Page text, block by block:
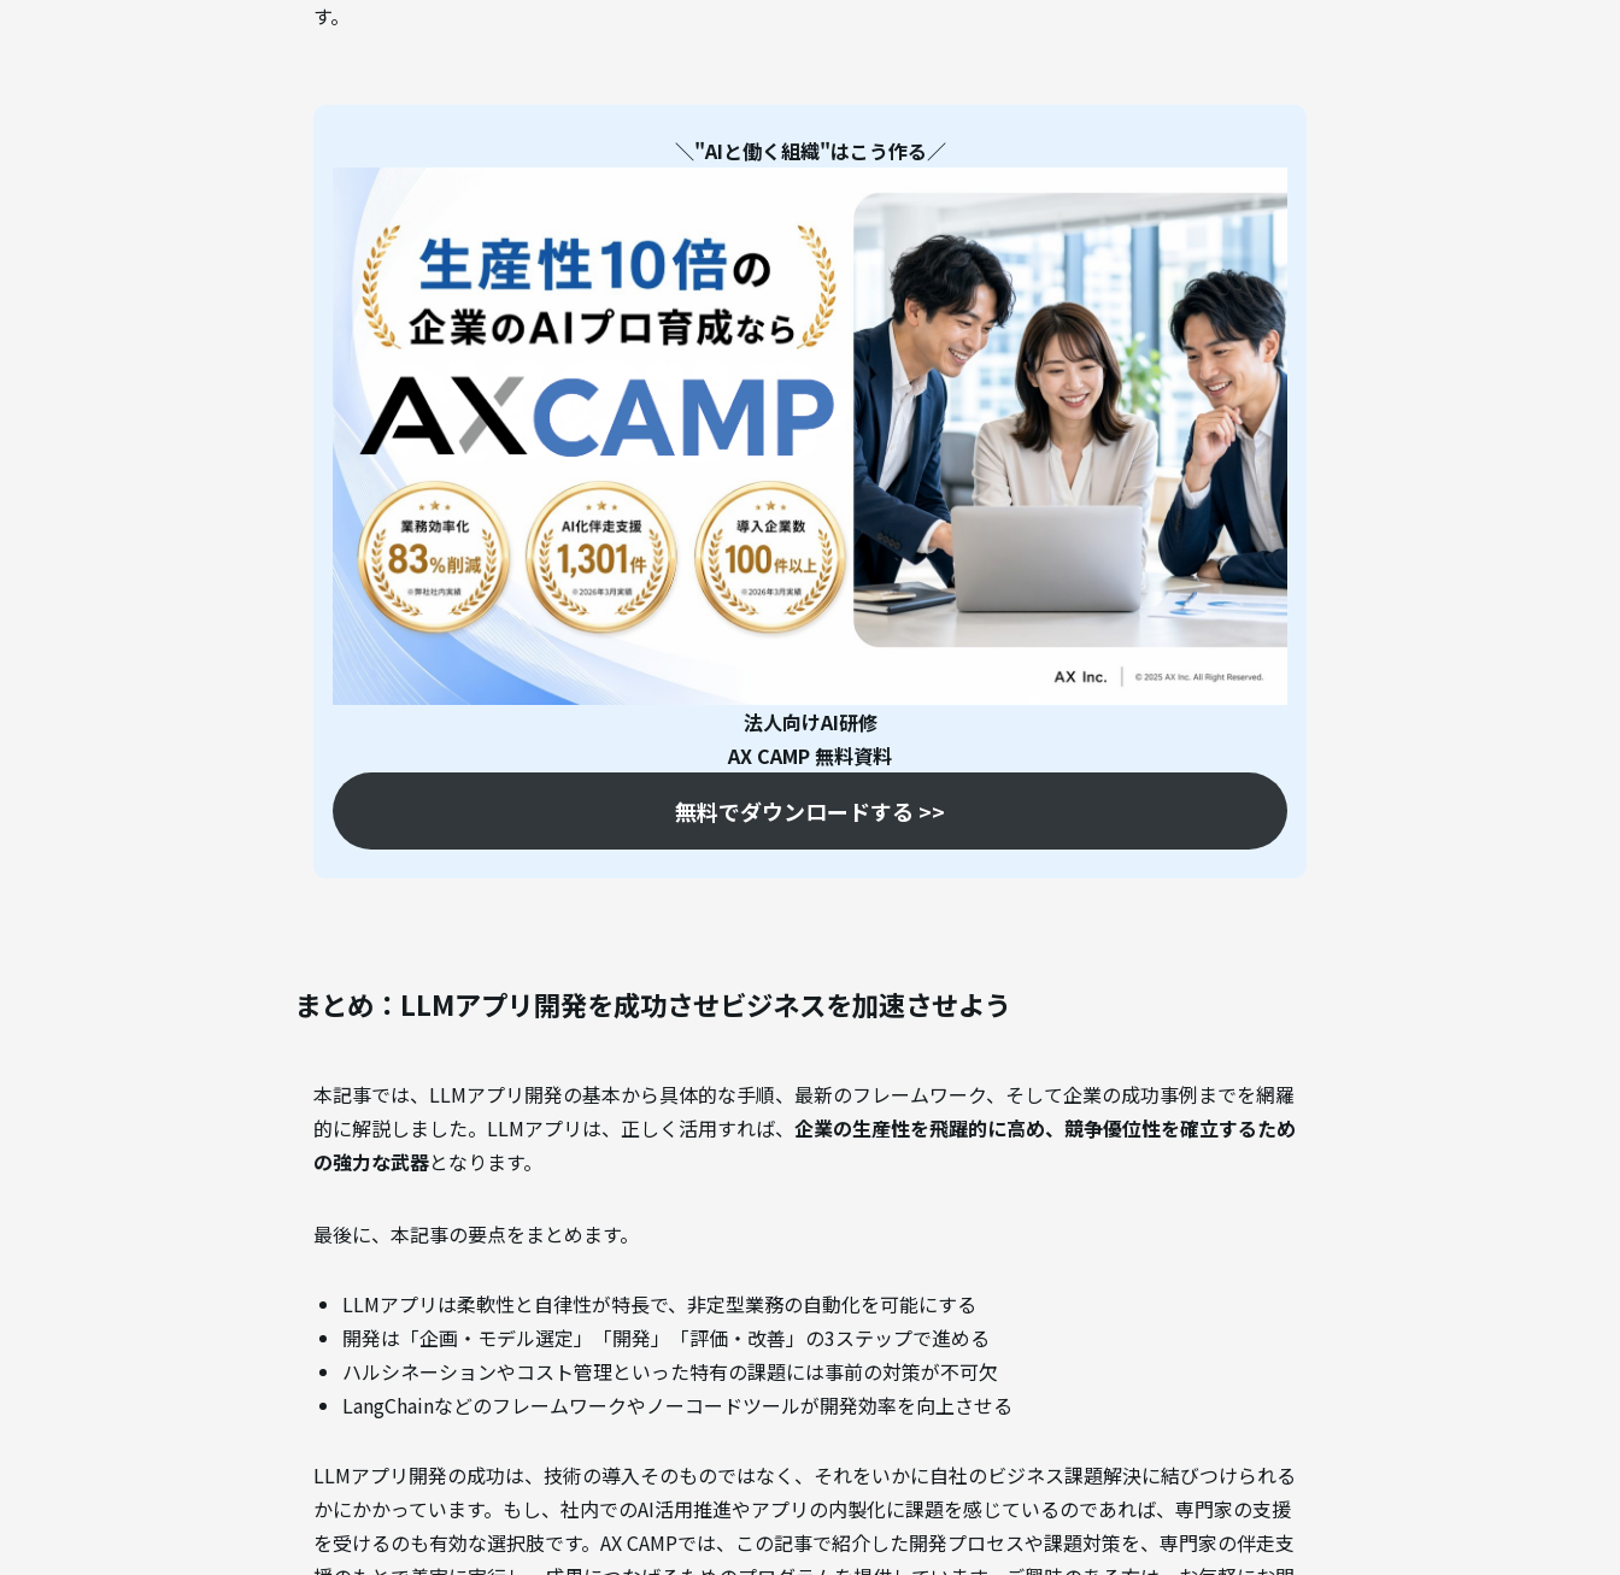
す。
＼"AIと働く組織"はこう作る／
法人向けAI研修
AX CAMP 無料資料
無料でダウンロードする >>
まとめ：LLMアプリ開発を成功させビジネスを加速させよう
本記事では、LLMアプリ開発の基本から具体的な手順、最新のフレームワーク、そして企業の成功事例までを網羅
的に解説しました。LLMアプリは、正しく活用すれば、 企業の生産性を飛躍的に高め、競争優位性を確立するため
の強力な武器となります。
最後に、本記事の要点をまとめます。
LLMアプリは柔軟性と自律性が特長で、非定型業務の自動化を可能にする
開発は「企画・モデル選定」「開発」「評価・改善」の3ステップで進める
ハルシネーションやコスト管理といった特有の課題には事前の対策が不可欠
LangChainなどのフレームワークやノーコードツールが開発効率を向上させる
LLMアプリ開発の成功は、技術の導入そのものではなく、それをいかに自社のビジネス課題解決に結びつけられる
かにかかっています。もし、社内でのAI活用推進やアプリの内製化に課題を感じているのであれば、専門家の支援
を受けるのも有効な選択肢です。AX CAMPでは、この記事で紹介した開発プロセスや課題対策を、専門家の伴走支